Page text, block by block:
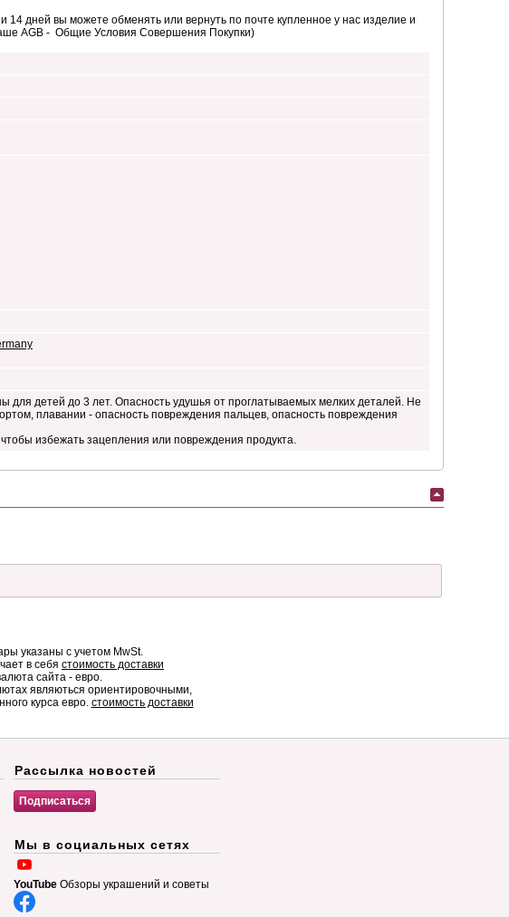
дней вы можете обменять или вернуть по почте купленное у нас изделие и
AGB - Общие Условия Совершения Покупки)
для детей до 3 лет. Опасность удушья от проглатываемых мелких деталей. Не
плавании - опасность повреждения пальцев, опасность повреждения
избежать зацепления или повреждения продукта.
указаны с учетом MwSt.
в себя стоимость доставки
сайта - евро.
являються ориентировочными,
курса евро. стоимость доставки
Рассылка новостей
Мы в социальных сетях
YouTube Обзоры украшений и советы